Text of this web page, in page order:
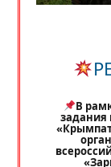
В
задания